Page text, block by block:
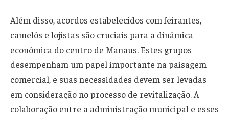
Além disso, acordos estabelecidos com feirantes,
camelôs e lojistas são cruciais para a dinâmica
econômica do centro de Manaus. Estes grupos
desempenham um papel importante na paisagem
comercial, e suas necessidades devem ser levadas
em consideração no processo de revitalização. A
colaboração entre a administração municipal e esses